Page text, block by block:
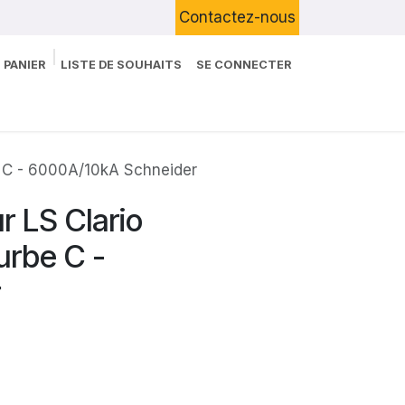
Contactez-nous
LISTE DE SOUHAITS SE CONNECTER
- 6000A/10kA Schneider
LS Clario
C -